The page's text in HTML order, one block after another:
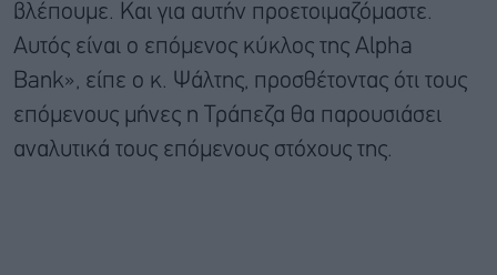
βλέπουμε. Και για αυτήν προετοιμαζόμαστε.
Αυτός είναι ο επόμενος κύκλος της Alpha
Bank», είπε ο κ. Ψάλτης, προσθέτοντας ότι τους
επόμενους μήνες η Τράπεζα θα παρουσιάσει
αναλυτικά τους επόμενους στόχους της.